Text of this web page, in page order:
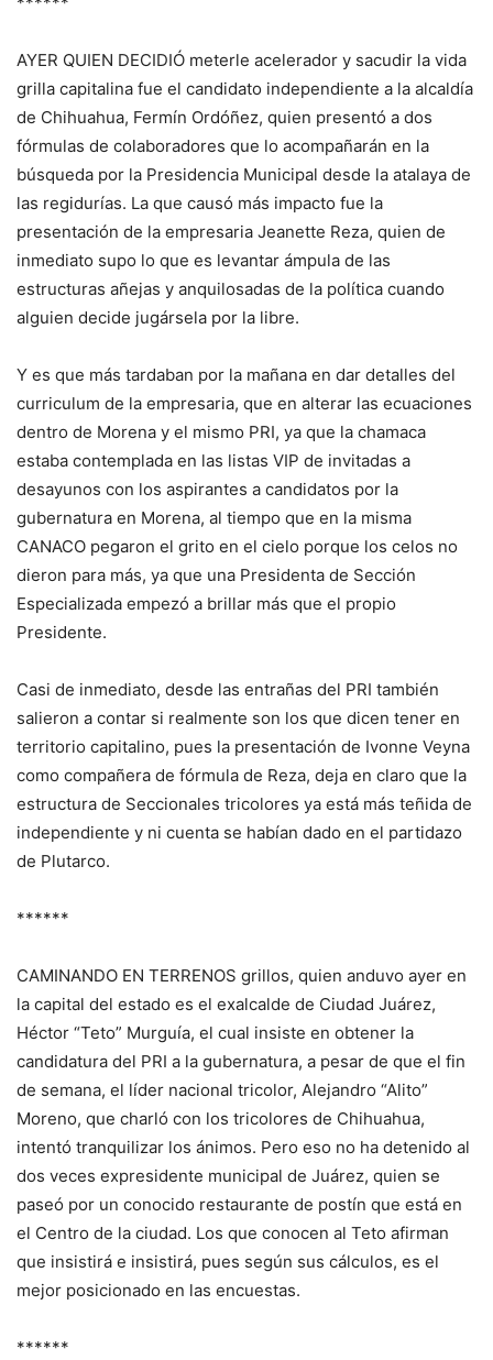
AYER QUIEN DECIDIÓ meterle acelerador y sacudir la vida
grilla capitalina fue el candidato independiente a la alcaldía
de Chihuahua, Fermín Ordóñez, quien presentó a dos
fórmulas de colaboradores que lo acompañarán en la
búsqueda por la Presidencia Municipal desde la atalaya de
las regidurías. La que causó más impacto fue la
presentación de la empresaria Jeanette Reza, quien de
inmediato supo lo que es levantar ámpula de las
estructuras añejas y anquilosadas de la política cuando
alguien decide jugársela por la libre.
Y es que más tardaban por la mañana en dar detalles del
curriculum de la empresaria, que en alterar las ecuaciones
dentro de Morena y el mismo PRI, ya que la chamaca
estaba contemplada en las listas VIP de invitadas a
desayunos con los aspirantes a candidatos por la
gubernatura en Morena, al tiempo que en la misma
CANACO pegaron el grito en el cielo porque los celos no
dieron para más, ya que una Presidenta de Sección
Especializada empezó a brillar más que el propio
Presidente.
Casi de inmediato, desde las entrañas del PRI también
salieron a contar si realmente son los que dicen tener en
territorio capitalino, pues la presentación de Ivonne Veyna
como compañera de fórmula de Reza, deja en claro que la
estructura de Seccionales tricolores ya está más teñida de
independiente y ni cuenta se habían dado en el partidazo
de Plutarco.
******
CAMINANDO EN TERRENOS grillos, quien anduvo ayer en
la capital del estado es el exalcalde de Ciudad Juárez,
Héctor “Teto” Murguía, el cual insiste en obtener la
candidatura del PRI a la gubernatura, a pesar de que el fin
de semana, el líder nacional tricolor, Alejandro “Alito”
Moreno, que charló con los tricolores de Chihuahua,
intentó tranquilizar los ánimos. Pero eso no ha detenido al
dos veces expresidente municipal de Juárez, quien se
paseó por un conocido restaurante de postín que está en
el Centro de la ciudad. Los que conocen al Teto afirman
que insistirá e insistirá, pues según sus cálculos, es el
mejor posicionado en las encuestas.
******